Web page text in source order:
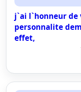
j`ai l`honneur de
personnalite
effet,